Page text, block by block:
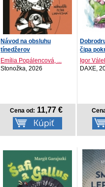
Návod na obsluhu
tínedžerov
Emília Popálencová, ...
Stonožka, 2026
Cena od: 11,77 €
čipa
Igor
DAXE,